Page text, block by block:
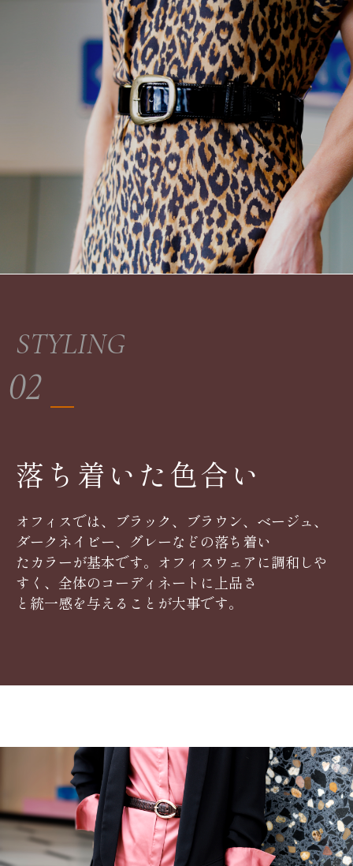
STYLING
02
落ち着いた色合い
オフィスでは、ブラック、ブラウン、ベージュ、
ダークネイビー、グレーなどの落ち着い
たカラーが基本です。オフィスウェアに調和しや
すく、全体のコーディネートに上品さ
と統一感を与えることが大事です。